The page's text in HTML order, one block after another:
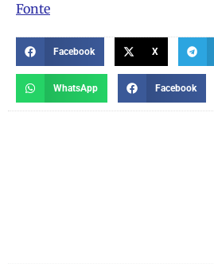
Fonte
Facebook X
WhatsApp Facebook